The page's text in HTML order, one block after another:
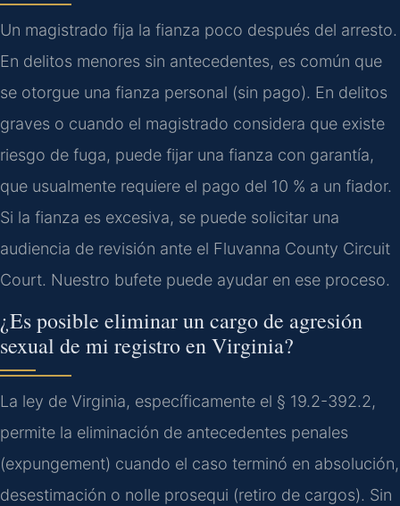
Un magistrado fija la fianza poco después del arresto.
En delitos menores sin antecedentes, es común que
se otorgue una fianza personal (sin pago). En delitos
graves o cuando el magistrado considera que existe
riesgo de fuga, puede fijar una fianza con garantía,
que usualmente requiere el pago del 10 % a un fiador.
Si la fianza es excesiva, se puede solicitar una
audiencia de revisión ante el Fluvanna County Circuit
Court. Nuestro bufete puede ayudar en ese proceso.
¿Es posible eliminar un cargo de agresión
sexual de mi registro en Virginia?
La ley de Virginia, específicamente el § 19.2-392.2,
permite la eliminación de antecedentes penales
(expungement) cuando el caso terminó en absolución,
desestimación o nolle prosequi (retiro de cargos). Sin